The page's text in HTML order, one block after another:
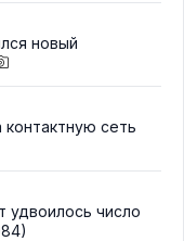
новый
сеть
удвоилось число